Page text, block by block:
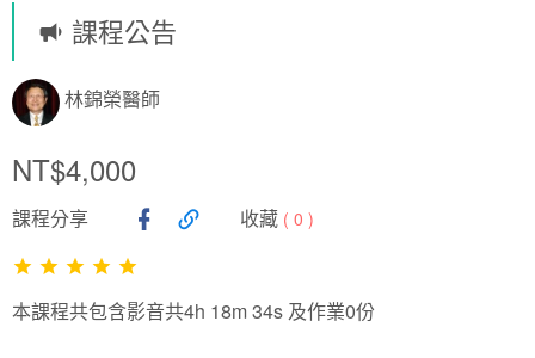
課程公告
林錦榮醫師
NT$4,000
課程分享 收藏 ( 0 )
本課程共包含影音共4h 18m 34s 及作業0份